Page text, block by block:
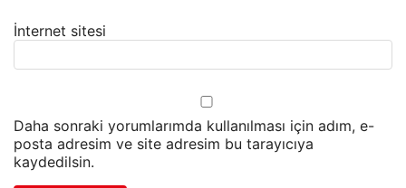
İnternet sitesi
Daha sonraki yorumlarımda kullanılması için adım, e-
posta adresim ve site adresim bu tarayıcıya
kaydedilsin.